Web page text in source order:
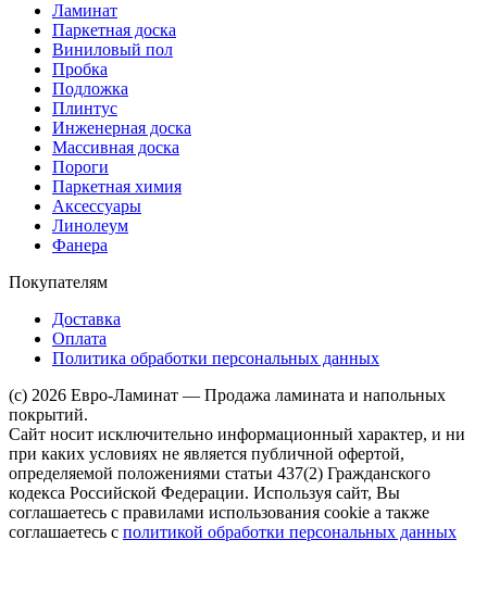
Ламинат
Паркетная доска
Виниловый пол
Пробка
Подложка
Плинтус
Инженерная доска
Массивная доска
Пороги
Паркетная химия
Аксессуары
Линолеум
Фанера
Покупателям
Доставка
Оплата
Политика обработки персональных данных
(c) 2026 Евро-Ламинат — Продажа ламината и напольных
покрытий.
Сайт носит исключительно информационный характер, и ни
при каких условиях не является публичной офертой,
определяемой положениями статьи 437(2) Гражданского
кодекса Российской Федерации. Используя сайт, Вы
соглашаетесь с правилами использования cookie а также
соглашаетесь с политикой обработки персональных данных